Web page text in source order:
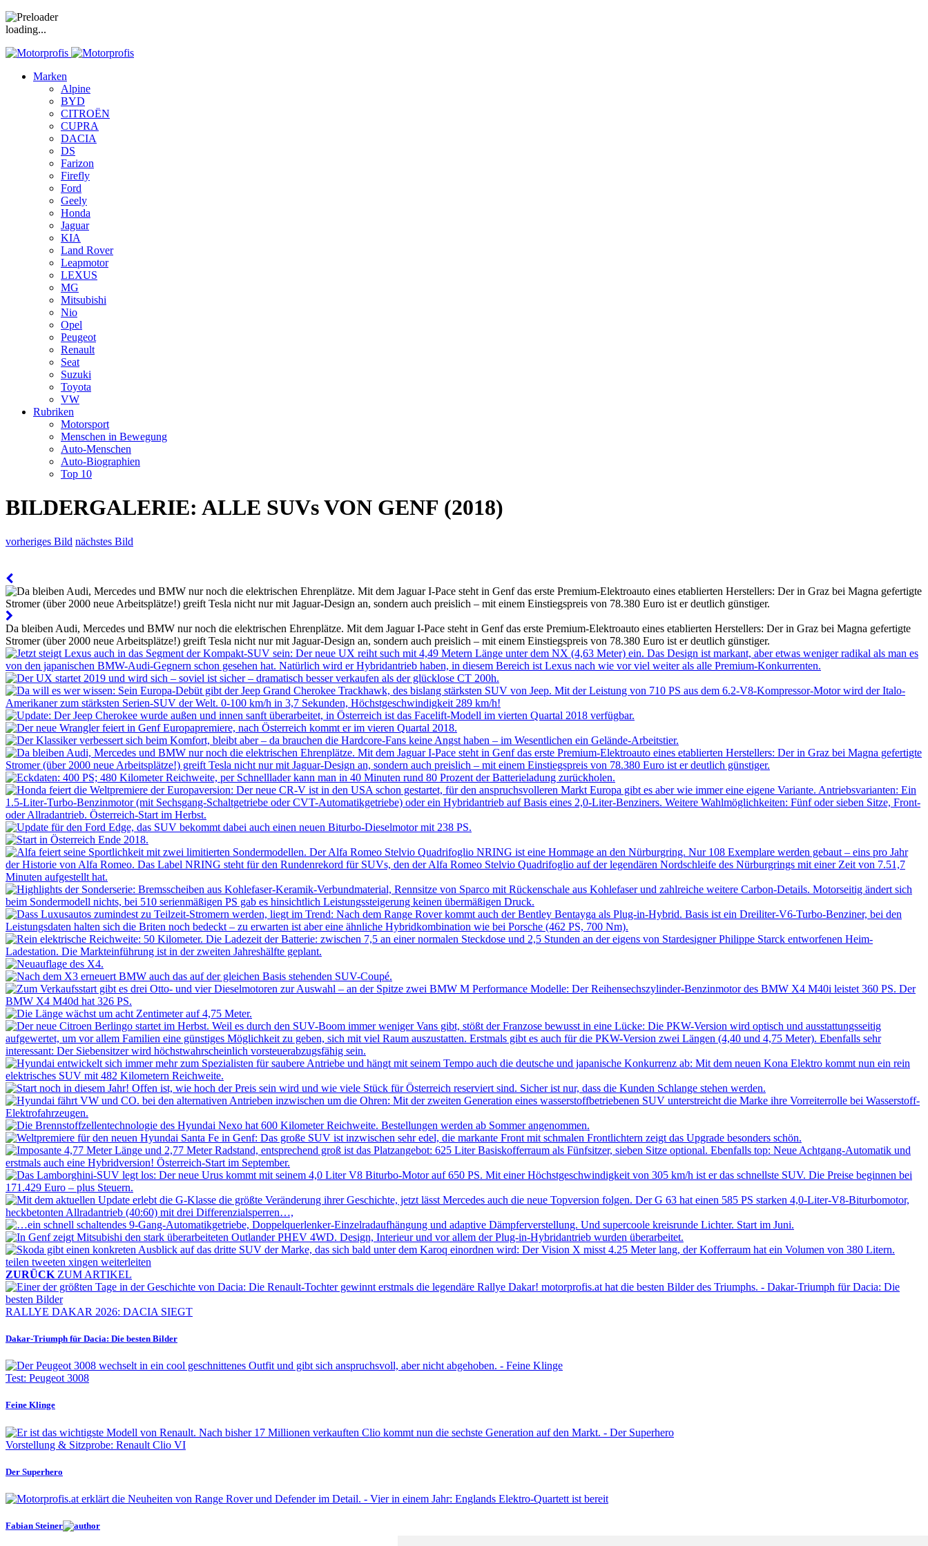
loading...
Marken
Alpine
BYD
CITROËN
CUPRA
DACIA
DS
Farizon
Firefly
Ford
Geely
Honda
Jaguar
KIA
Land Rover
Leapmotor
LEXUS
MG
Mitsubishi
Nio
Opel
Peugeot
Renault
Seat
Suzuki
Toyota
VW
Rubriken
Motorsport
Menschen in Bewegung
Auto-Menschen
Auto-Biographien
Top 10
BILDERGALERIE: ALLE SUVs VON GENF (2018)
vorheriges Bild nächstes Bild
Da bleiben Audi, Mercedes und BMW nur noch die elektrischen Ehrenplätze. Mit dem Jaguar I-Pace steht in Genf das erste Premium-Elektroauto eines etablierten Herstellers: Der in Graz bei Magna gefertigte
Stromer (über 2000 neue Arbeitsplätze!) greift Tesla nicht nur mit Jaguar-Design an, sondern auch preislich – mit einem Einstiegspreis von 78.380 Euro ist er deutlich günstiger.
teilen tweeten xingen weiterleiten
ZURÜCK ZUM ARTIKEL
RALLYE DAKAR 2026: DACIA SIEGT
Dakar-Triumph für Dacia: Die besten Bilder
Test: Peugeot 3008
Feine Klinge
Vorstellung & Sitzprobe: Renault Clio VI
Der Superhero
Fabian Steiner